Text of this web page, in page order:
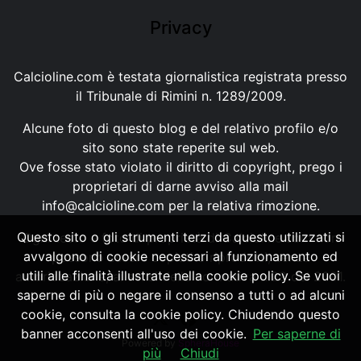
Privacy
Calcioline.com è testata giornalistica registrata presso
il Tribunale di Rimini n. 1289/2009.
Alcune foto di questo blog e del relativo profilo e/o
sito sono state reperite sul web.
Ove fosse stato violato il diritto di copyright, prego i
proprietari di darne avviso alla mail
info@calcioline.com per la relativa rimozione.
Ogni testo e foto di proprietà di Calcioline.com non
possono essere copiati o riprodotti, senza
autorizzazione, ai sensi della normativa n.29 del 2001.
Powered by SpheraHouse
Questo sito o gli strumenti terzi da questo utilizzati si
avvalgono di cookie necessari al funzionamento ed
utili alle finalità illustrate nella cookie policy. Se vuoi
saperne di più o negare il consenso a tutti o ad alcuni
cookie, consulta la cookie policy. Chiudendo questo
banner acconsenti all'uso dei cookie. Per saperne di
più
Chiudi